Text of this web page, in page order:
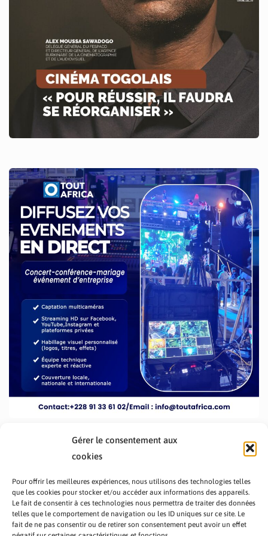
Gérer le consentement aux
cookies
Pour offrir les meilleures expériences, nous utilisons des technologies telles
que les cookies pour stocker et/ou accéder aux informations des appareils.
Le fait de consentir à ces technologies nous permettra de traiter des données
telles que le comportement de navigation ou les ID uniques sur ce site. Le
fait de ne pas consentir ou de retirer son consentement peut avoir un effet
PRÉSENTATION TOUTAFRICA A PROPOS